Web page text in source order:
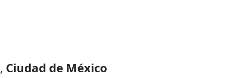
, Ciudad de México